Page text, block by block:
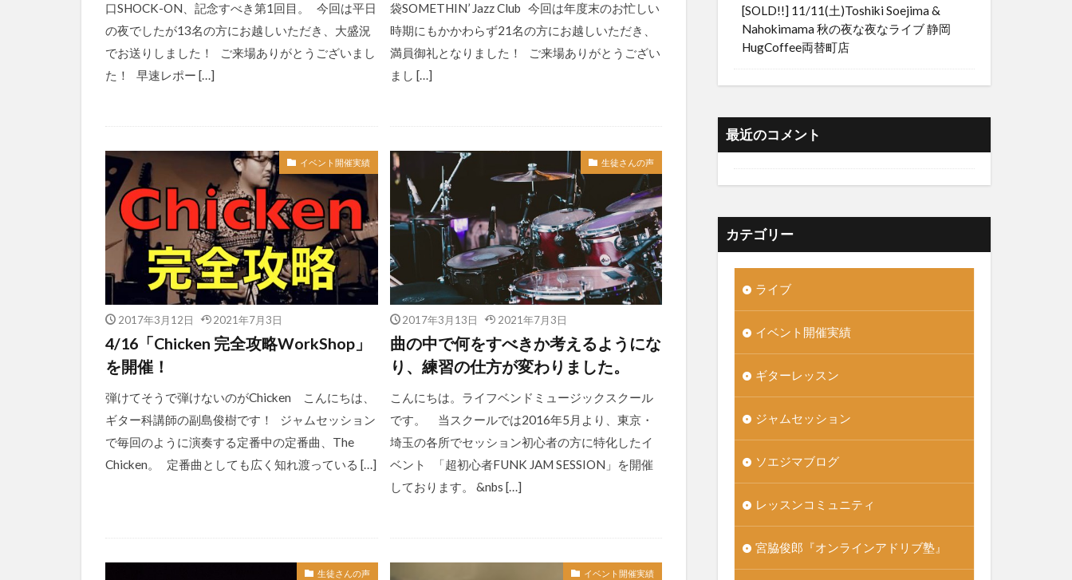
口SHOCK-ON、記念すべき第1回目。 今回は平日
の夜でしたが13名の方にお越しいただき、大盛況
でお送りしました！ ご来場ありがとうございまし
た！ 早速レポー […]
袋SOMETHIN’ Jazz Club 今回は年度末のお忙しい
時期にもかかわらず21名の方にお越しいただき、
満員御礼となりました！ ご来場ありがとうござい
まし […]
イベント開催実績
2017年3月12日 2021年7月3日
4/16「Chicken 完全攻略WorkShop」
を開催！
弾けてそうで弾けないのがChicken こんにちは、
ギター科講師の副島俊樹です！ ジャムセッション
で毎回のように演奏する定番中の定番曲、The
Chicken。 定番曲としても広く知れ渡っている […]
生徒さんの声
2017年3月13日 2021年7月3日
曲の中で何をすべきか考えるようにな
り、練習の仕方が変わりました。
こんにちは。ライフベンドミュージックスクール
です。 当スクールでは2016年5月より、東京・
埼玉の各所でセッション初心者の方に特化したイ
ベント 「超初心者FUNK JAM SESSION」を開催
しております。 &nbs […]
生徒さんの声 イベント開催実績
[SOLD!!] 11/11(土)Toshiki Soejima &
Nahokimama 秋の夜な夜なライブ 静岡
HugCoffee両替町店
最近のコメント
カテゴリー
ライブ
イベント開催実績
ギターレッスン
ジャムセッション
ソエジマブログ
レッスンコミュニティ
宮脇俊郎『オンラインアドリブ塾』